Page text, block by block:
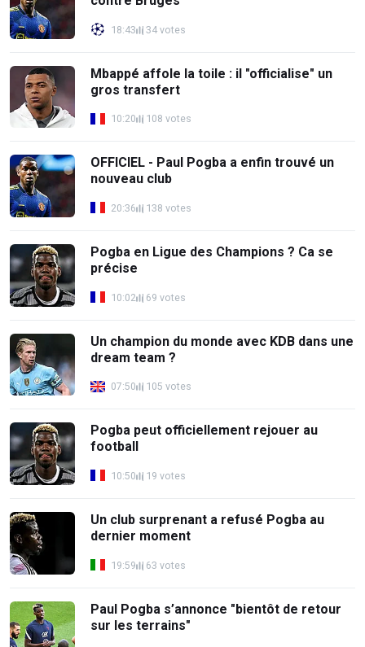
18:43 34 votes
Mbappé affole la toile : il "officialise" un
gros transfert
10:20 108 votes
OFFICIEL - Paul Pogba a enfin trouvé un
nouveau club
20:36 138 votes
Pogba en Ligue des Champions ? Ca se
précise
10:02 69 votes
Un champion du monde avec KDB dans une
dream team ?
07:50 105 votes
Pogba peut officiellement rejouer au
football
10:50 19 votes
Un club surprenant a refusé Pogba au
dernier moment
19:59 63 votes
Paul Pogba s’annonce "bientôt de retour
sur les terrains"